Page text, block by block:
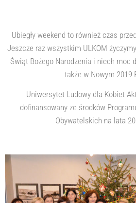
Ubiegły weekend to również czas
Jeszcze raz wszystkim ULKOM
Świąt Bożego Narodzenia i niech moc
także w Nowym 2019
Uniwersytet Ludowy dla Kobiet
dofinansowany ze środków
Obywatelskich na lata